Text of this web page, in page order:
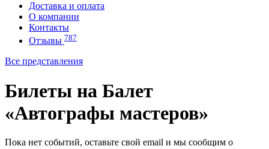
Доставка и оплата
О компании
Контакты
Отзывы 787
Все представления
Билеты на Балет
«Автографы мастеров»
Пока нет событий, оставьте свой email и мы сообщим о